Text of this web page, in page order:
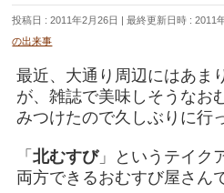
投稿日 : 2011年2月26日 最終更新日時 : 2011
の出来事
最近、大通り周辺にはあま
が、雑誌で美味しそうなお
みつけたので久しぶりに行
「北むすび」というテイク
両方できるおむすび屋さん